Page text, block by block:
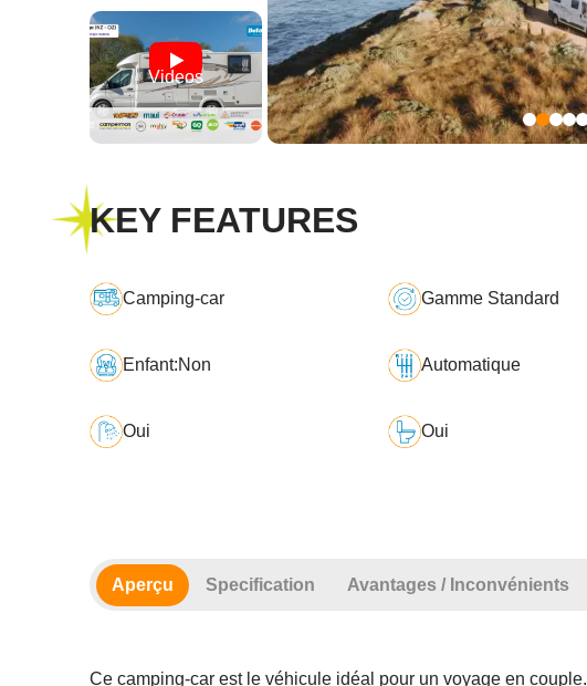
Videos
KEY FEATURES
Camping-car Gamme Standard
Enfant:Non Automatique
Oui Oui
Aperçu Specification Avantages / Inconvénients
Ce camping-car est le véhicule idéal pour un voyage en couple.